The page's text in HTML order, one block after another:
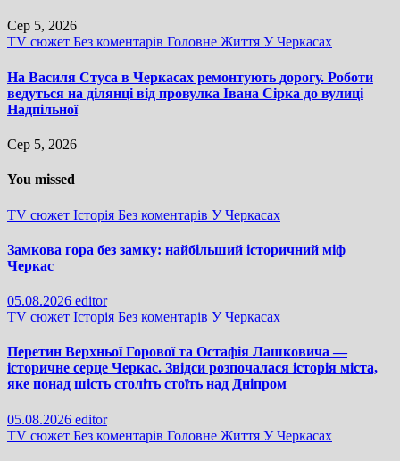
Сер 5, 2026
TV сюжет Без коментарів Головне Життя У Черкасах
На Василя Стуса в Черкасах ремонтують дорогу. Роботи
ведуться на ділянці від провулка Івана Сірка до вулиці
Надпільної
Сер 5, 2026
You missed
TV сюжет Історія Без коментарів У Черкасах
Замкова гора без замку: найбільший історичний міф
Черкас
05.08.2026 editor
TV сюжет Історія Без коментарів У Черкасах
Перетин Верхньої Горової та Остафія Лашковича —
історичне серце Черкас. Звідси розпочалася історія міста,
яке понад шість століть стоїть над Дніпром
05.08.2026 editor
TV сюжет Без коментарів Головне Життя У Черкасах